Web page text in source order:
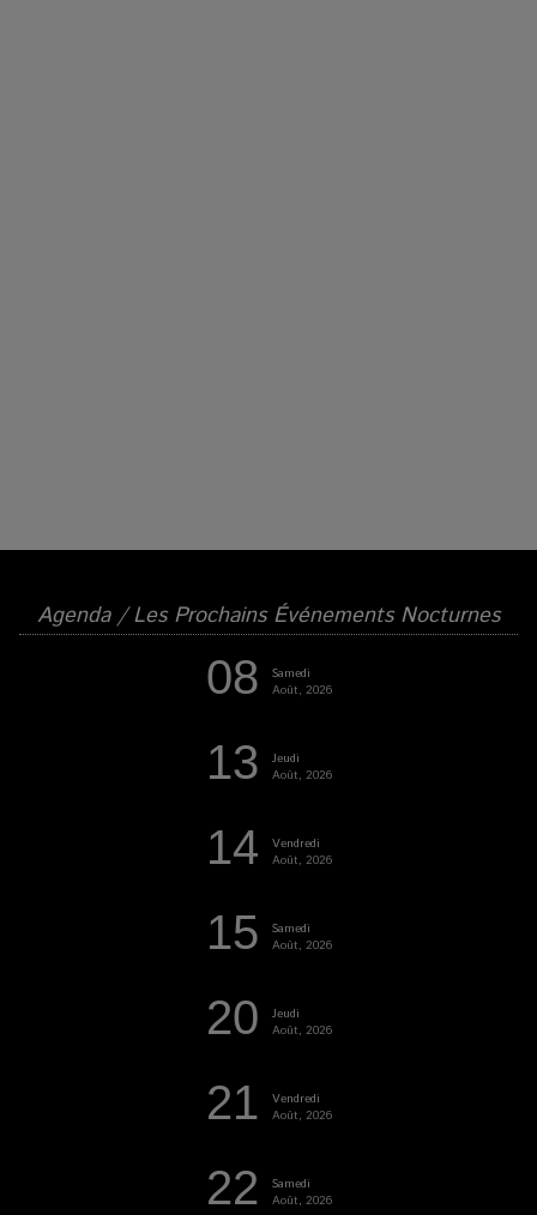
Agenda / Les Prochains Événements Nocturnes
08
Samedi
Août, 2026
13
Jeudi
Août, 2026
14
Vendredi
Août, 2026
15
Samedi
Août, 2026
20
Jeudi
Août, 2026
21
Vendredi
Août, 2026
22
Samedi
Août, 2026